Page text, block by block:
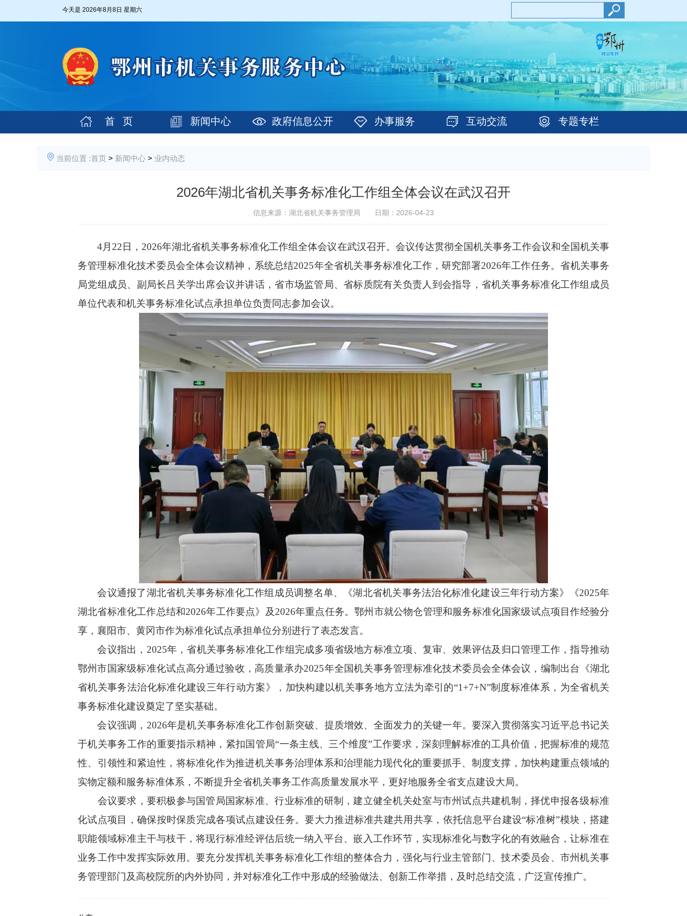
今天是 2026年8月8日 星期六
首 页 新闻中心 政府信息公开 办事服务 互动交流 专题专栏
当前位置 :首页 > 新闻中心 > 业内动态
2026年湖北省机关事务标准化工作组全体会议在武汉召开
信息来源：湖北省机关事务管理局 日期：2026-04-23
4月 22 日， 2026年湖北省机关事务标准化工作组全体会议在武汉召开。会议传达贯彻全国机关事务工作会议和全国机关事
务管理标准化技术委员会全体会议精神， 系统总结2025年全省机关事务标准化工作，研究部署2026年工作任务。省机关事务
局党组成员、副局长吕关学出席会议并讲话，省市场监管局、省标质院有关负责人到会指导，省机关事务标准化工作组成员
单位代表和机关事务标准化试点承担单位负责同志参加会议。
会议通报了湖北省机关事务标准化工作组成员调整名单、《湖北省机关事务法治化标准化建设三年行动方案》《2025年
湖北省标准化工作总结和2026年工作要点》及2026年重点任务。鄂州市就公物仓管理和服务标准化国家级试点项目作经验分
享，襄阳市、黄冈市作为标准化试点承担单位分别进行了表态发言。
会议指出， 2025年，省机关事务标准化工作组完成多项省级地方标准立项、复审、效果评估及归口管理工作，指导推动
鄂州市国家级标准化试点高分通过验收，高质量承办2025年全国机关事务管理标准化技术委员会全体会议，编制出台《湖北
省机关事务法治化标准化建设三年行动方案》，加快构建以机关事务地方立法为牵引的“1+7+N”制度标准体系，为全省机关
事务标准化建设奠定了坚实基础。
会议强调， 2026年是机关事务标准化工作创新突破、提质增效、全面发力的关键一年。要深入贯彻落实习近平总书记关
于机关事务工作的重要指示精神，紧扣国管局“一条主线、三个维度”工作要求，深刻理解标准的工具价值，把握标准的规范
性、引领性和紧迫性，将标准化作为推进机关事务治理体系和治理能力现代化的重要抓手、制度支撑，加快构建重点领域的
实物定额和服务标准体系，不断提升全省机关事务工作高质量发展水平，更好地服务全省支点建设大局。
会议要求，要积极参与国管局国家标准、行业标准的研制，建立健全机关处室与市州试点共建机制，择优申报各级标准
化试点项目，确保按时保质完成各项试点建设任务。要大力推进标准共建共用共享，依托信息平台建设“标准树”模块，搭建
职能领域标准主干与枝干，将现行标准经评估后统一纳入平台、嵌入工作环节，实现标准化与数字化的有效融合，让标准在
业务工作中发挥实际效用。要充分发挥机关事务标准化工作组的整体合力，强化与行业主管部门、技术委员会、市州机关事
务管理部门及高校院所的内外协同，并对标准化工作中形成的经验做法、创新工作举措，及时总结交流，广泛宣传推广。